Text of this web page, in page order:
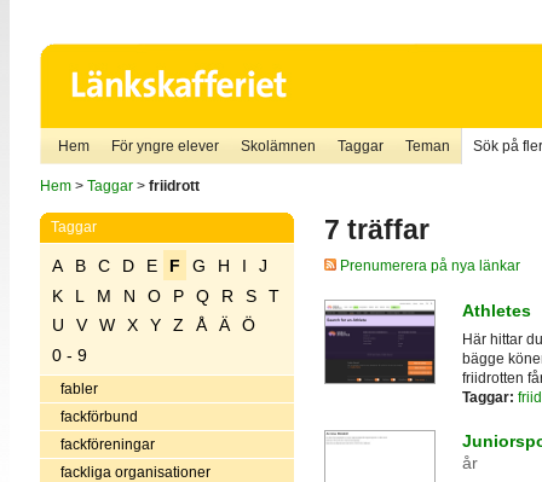
Hem För yngre elever Skolämnen Taggar Teman Sök på
Hem> Taggar> friidrott
Taggar
A B C D E F G H I
J
K
L M N O P Q R S
T
U
V W X Y Z Å Ä
Ö
0 - 9
fabler
fackförbund
fackföreningar
fackliga organisationer
7 träffar
Prenumerera på nya länkar
Athletes
Här hittar
bägge
friidrotten
Taggar:
år